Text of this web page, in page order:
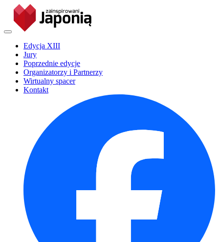
Edycja XIII
Jury
Poprzednie edycje
Organizatorzy i Partnerzy
Wirtualny spacer
Kontakt